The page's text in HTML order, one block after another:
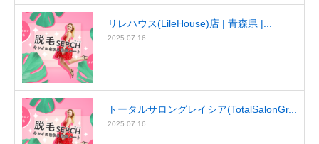
リレハウス(LileHouse)店 | 青森県 |...
2025.07.16
トータルサロングレイシア(TotalSalonGr...
2025.07.16